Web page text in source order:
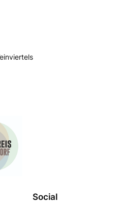
Social